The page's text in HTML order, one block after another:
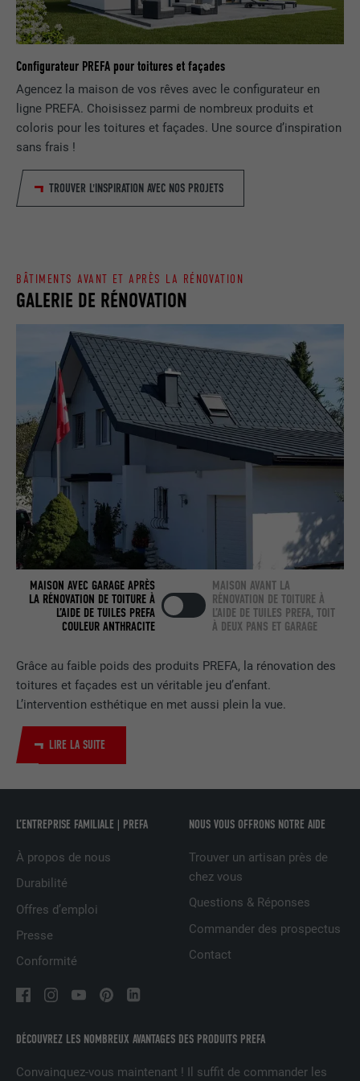
Configurateur PREFA pour toitures et façades
Agencez la maison de vos rêves avec le configurateur en
ligne PREFA. Choisissez parmi de nombreux produits et
coloris pour les toitures et façades. Une source d’inspiration
sans frais !
TROUVER L'INSPIRATION AVEC NOS PROJETS
Grâce au faible poids des produits PREFA, la rénovation des
toitures et façades est un véritable jeu d’enfant.
L’intervention esthétique en met aussi plein la vue.
LIRE LA SUITE
GALERIE DE RÉNOVATION
BÂTIMENTS AVANT ET APRÈS LA RÉNOVATION
MAISON AVEC GARAGE APRÈS
LA RÉNOVATION DE TOITURE À
L’AIDE DE TUILES PREFA
COULEUR ANTHRACITE
MAISON AVANT LA
RÉNOVATION DE TOITURE À
L’AIDE DE TUILES PREFA, TOIT
À DEUX PANS ET GARAGE
DÉCOUVREZ LES NOMBREUX AVANTAGES DES PRODUITS PREFA
Convainquez-vous maintenant ! Il suffit de commander les
L’ENTREPRISE FAMILIALE | PREFA
À propos de nous
Durabilité
Offres d’emploi
Presse
Conformité
NOUS VOUS OFFRONS NOTRE AIDE
Trouver un artisan près de
chez vous
Questions & Réponses
Commander des prospectus
Contact
EXPIRATION 1 jour
UTILITÉ
Enregistre un identifiant unique utilisé
pour générer des données statistiques
sur la manière dont l'utilisateur utilise le
NOM
FOURNISSEUR Google Optimize
UTILITÉ
autorise l'utilisation de cookies. Ne
contient aucun élément d'identification.
NOM lang
FOURNISSEUR ads.linkedin.com
EXPIRATION Session
UTILITÉ
EXPIRATION Session
UTILITÉ
Utilisé par LinkedIn lorsqu'un site
Internet contient une fenêtre « Suivez-
nous » intégrée.
NOM bcookie
FOURNISSEUR
EXPIRATION 2 ans
UTILITÉ
Utilisé par le service de réseau social
LinkedIn pour suivre l'utilisation de
services intégrés.
NOM bscookie
EXPIRATION 2 ans
UTILITÉ
EXPIRATION
plusieurs sites Internet afin d'afficher de
la publicité adaptée aux préférences de